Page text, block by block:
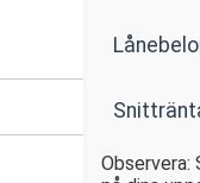
Observera: